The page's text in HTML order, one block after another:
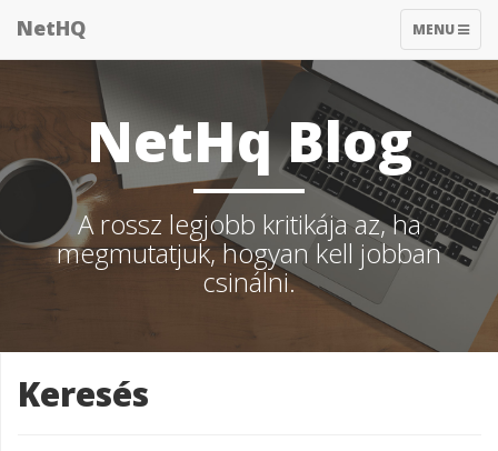
TOGGLE
MENU
NetHQ
NetHq Blog
A rossz legjobb kritikája az, ha
megmutatjuk, hogyan kell jobban
csinálni.
Keresés